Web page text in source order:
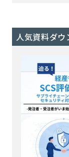
人気資料ダウ